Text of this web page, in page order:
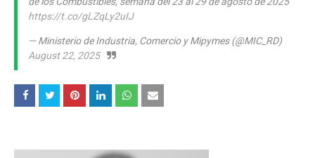
https://t.co/gLZqLy2uIJ
— Ministerio de Industria, Comercio y Mipymes (@MIC_RD)
August 22, 2025